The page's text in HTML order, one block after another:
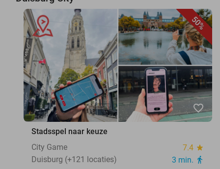
50%
favorite_border
Stadsspel naar keuze
City Game
7.4 star
Duisburg (+121 locaties) 3 min. directions_walk